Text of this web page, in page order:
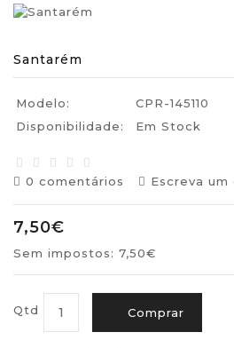
Santarém
Modelo:
CPR-145110
Disponibilidade:
Em Stock
0 comentários Escreva
7,50€
Sem impostos: 7,50€
Qtd Comprar